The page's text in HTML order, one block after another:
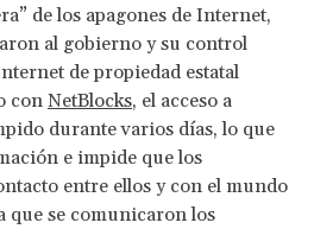
de los apagones de Internet,
al gobierno y su control
de propiedad estatal
con NetBlocks, el acceso a
durante varios días, lo que
e impide que los
entre ellos y con el mundo
que se comunicaron los